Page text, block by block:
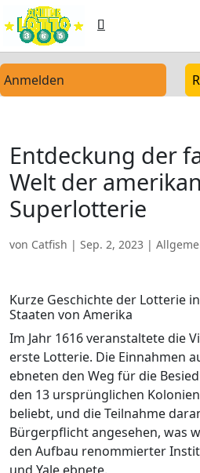
Anmelden
Entdeckung der
Welt der
Superlotterie
von Catfish | Sep. 2, 2023 |
Kurze Geschichte der Lotterie
Staaten von Amerika
Im Jahr 1616 veranstaltete die
erste Lotterie. Die Einnahmen
ebneten den Weg für die
den 13 ursprünglichen
beliebt, und die Teilnahme
Bürgerpflicht angesehen, was
den Aufbau renommierter